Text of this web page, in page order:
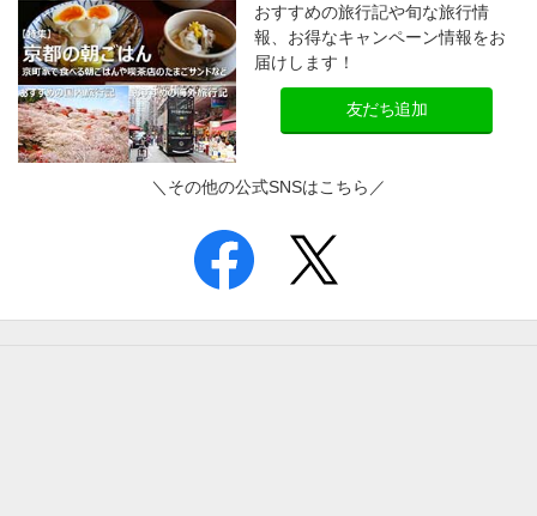
おすすめの旅行記や旬な旅行情
報、お得なキャンペーン情報をお
届けします！
友だち追加
＼その他の公式SNSはこちら／